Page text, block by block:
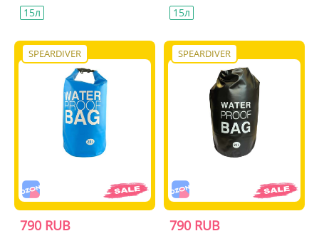
15л
15л
SPEARDIVER
790 RUB
SPEARDIVER
790 RUB